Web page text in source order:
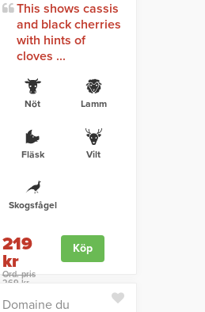
This shows cassis
and black cherries
with hints of
cloves ...
Nöt Lamm
Fläsk Vilt
Skogsfågel
219
kr
Ord. pris
269 kr
Köp
Domaine du